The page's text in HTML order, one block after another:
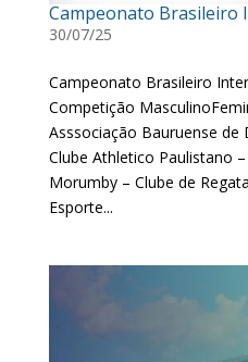
Campeonato Brasileiro
30/07/25
Campeonato Brasileiro
Competição
Asssociação Bauruense
Clube Athletico Paulistano
Morumby – Clube de
Esporte...